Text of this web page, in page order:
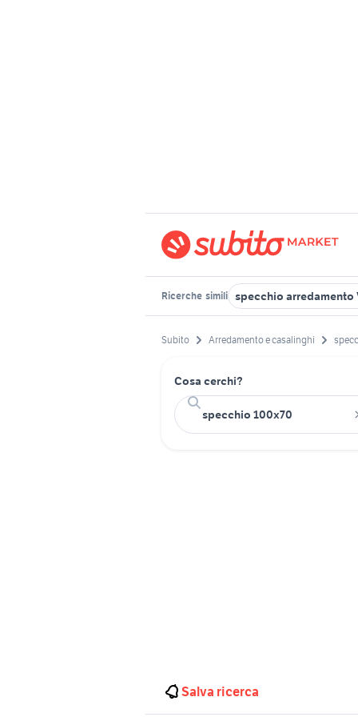
Ricerche simili specchio arredamento
Subito Arredamento e casalinghi
Cosa cerchi?
Salva ricerca